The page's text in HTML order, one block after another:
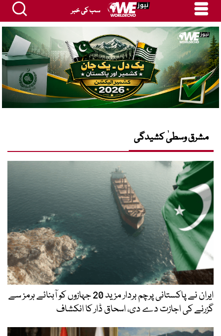
سب کی خبر
مشرق وسطیٰ کشیدگی
ایران نے پاکستانی پرچم بردار مزید 20 جہازوں کو آبنائے ہرمز سے
گزرنے کی اجازت دے دی، اسحاق ڈار کا انکشاف